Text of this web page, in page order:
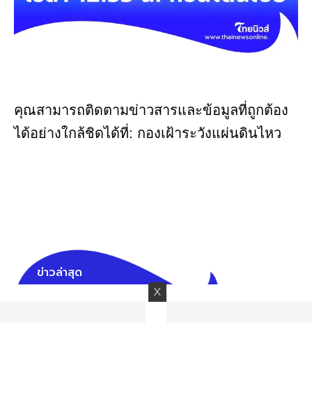
คุณสามารถติดตามข่าวสารและข้อมูลที่ถูกต้อง
ได้อย่างใกล้ชิดได้ที่: กองเฝ้าระวังแผ่นดินไหว
ข่าวล่าสุด